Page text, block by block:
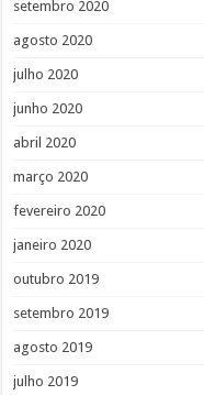
setembro 2020
agosto 2020
julho 2020
junho 2020
abril 2020
março 2020
fevereiro 2020
janeiro 2020
outubro 2019
setembro 2019
agosto 2019
julho 2019